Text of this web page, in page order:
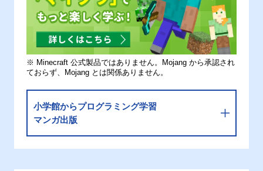
※ Minecraft 公式製品ではありません。Mojang から承認され
ておらず、Mojang とは関係ありません。
小学館からプログラミング学習
マンガ出版